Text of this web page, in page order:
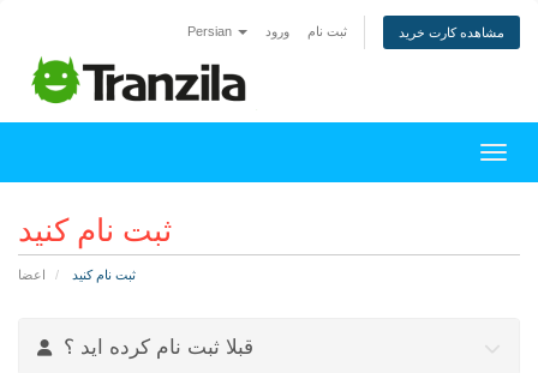
Persian ورود ثبت نام مشاهده کارت خرید
ثبت نام کنید
اعضا ثبت نام کنید
قبلا ثبت نام کرده اید ؟